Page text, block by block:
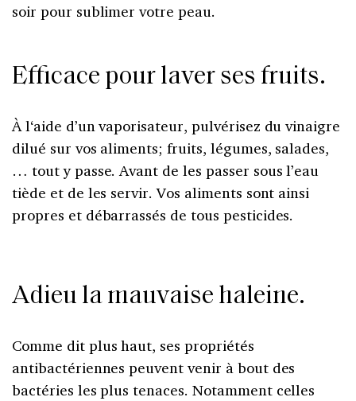
soir pour sublimer votre peau.
Efficace pour laver ses fruits.
À l‘aide d’un vaporisateur, pulvérisez du vinaigre
dilué sur vos aliments; fruits, légumes, salades,
… tout y passe. Avant de les passer sous l’eau
tiède et de les servir. Vos aliments sont ainsi
propres et débarrassés de tous pesticides.
Adieu la mauvaise haleine.
Comme dit plus haut, ses propriétés
antibactériennes peuvent venir à bout des
bactéries les plus tenaces. Notamment celles